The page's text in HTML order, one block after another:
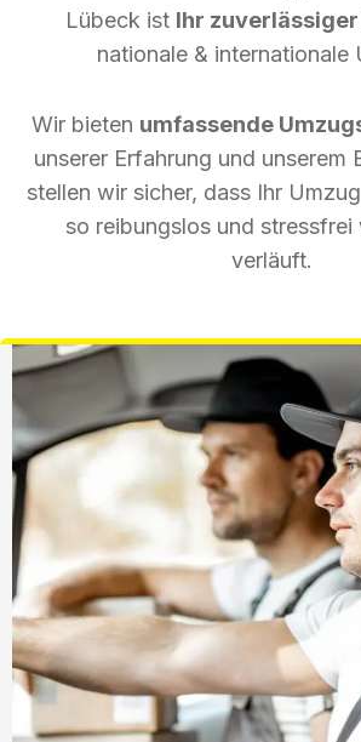
Lübeck ist Ihr
nationale & internationale
Wir bieten umfassende
unserer Erfahrung und unserem
stellen wir sicher, dass Ihr
so reibungslos und stressfrei
verläuft.